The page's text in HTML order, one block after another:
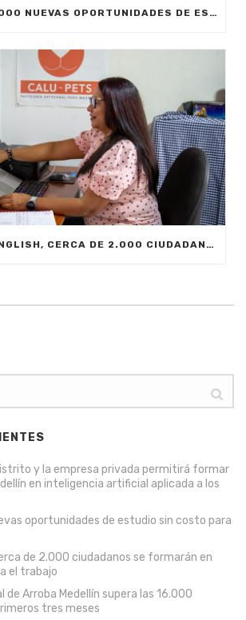
CERCA DE 17.000 NUEVAS OPORTUNIDADES DE ESTUDIO SIN COSTO PARA MEDELLÍN
CON MEDELLÍNGLISH, CERCA DE 2.000 CIUDADANOS SE FORMARÁN EN INGLÉS FUNCIONAL PARA EL TRABAJO
y la empresa privada permitirá formar
en inteligencia artificial aplicada a los
oportunidades de estudio sin costo para
de 2.000 ciudadanos se formarán en
el trabajo
Arroba Medellín supera las 16.000
tres meses